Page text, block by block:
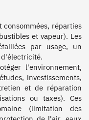
réparties
et vapeur). Les
par usage, un
l'environnement,
investissements,
et de réparation
ou taxes). Ces
(limitation des